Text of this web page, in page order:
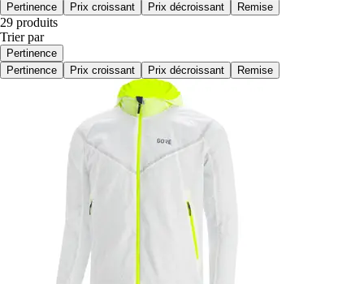
Pertinence
Prix croissant Prix décroissant Remise
29 produits
Trier par
Pertinence
Pertinence
Prix croissant Prix décroissant Remise